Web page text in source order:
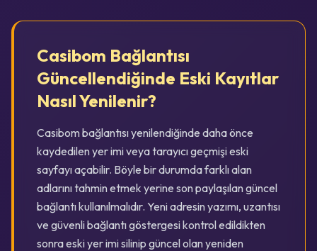
Casibom Bağlantısı
Güncellendiğinde Eski Kayıtlar
Nasıl Yenilenir?
Casibom bağlantısı yenilendiğinde daha önce
kaydedilen yer imi veya tarayıcı geçmişi eski
sayfayı açabilir. Böyle bir durumda farklı alan
adlarını tahmin etmek yerine son paylaşılan güncel
bağlantı kullanılmalıdır. Yeni adresin yazımı, uzantısı
ve güvenli bağlantı göstergesi kontrol edildikten
sonra eski yer imi silinip güncel olan yeniden